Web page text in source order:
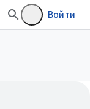
Войти